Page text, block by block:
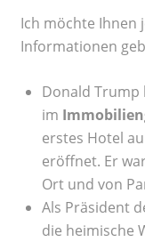
Ich möchte Ihnen
Informationen
Donald Trump
im
erstes Hotel
eröffnet. Er
Ort und von
Als Präsident
die heimische